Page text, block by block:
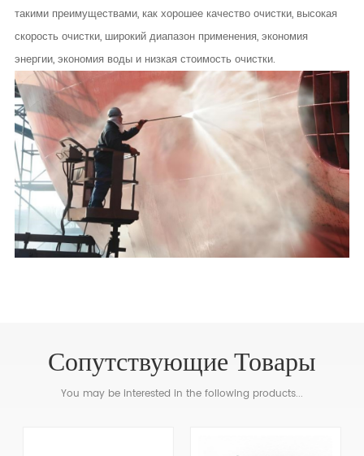
такими преимуществами, как хорошее качество очистки, высокая
скорость очистки, широкий диапазон применения, экономия
энергии, экономия воды и низкая стоимость очистки.
Сопутствующие Товары
You may be interested in the following products...